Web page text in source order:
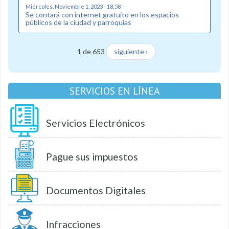
Miércoles, Noviembre 1, 2023 - 18:58
Se contará con internet gratuito en los espacios
públicos de la ciudad y parroquias
1 de 653 siguiente ›
SERVICIOS EN LÍNEA
Servicios Electrónicos
Pague sus impuestos
Documentos Digitales
Infracciones